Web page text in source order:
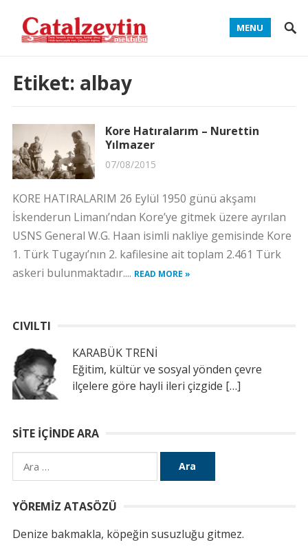
MENU
Etiket: albay
Kore Hatıralarım – Nurettin
Yılmazer
07/08/2015
KORE HATIRALARIM 26 Eylül 1950 günü akşamı
İskenderun Limanı’ndan Kore’ye gitmek üzere ayrılan
USNS General W.G. Haan isimli nakliye gemisinde Kore
1. Türk Tugayı’nın 2. kafilesine ait toplam 2.461 Türk
askeri bulunmaktadır.... READ MORE »
CIVILTI
KARABÜK TRENİ
Eğitim, kültür ve sosyal yönden çevre
ilçelere göre hayli ileri çizgide […]
SITE İÇINDE ARA
Arama:
YÖREMIZ ATASÖZÜ
Denize bakmakla, köpeğin susuzluğu gitmez.